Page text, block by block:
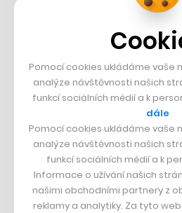
Boční projekt, co se zvrtnul
Francouzský šéfkuchař na
Dva golfisti, co pečou
DESIGN
Bomma není tichá
Originální hodinky
Nábytek z betonu
Pomocí cookies ukládáme vaše
analýze návštěvnosti našich
funkcí sociálních médií a k
dále
Pomocí cookies ukládáme vaše
analýze návštěvnosti našich
funkcí sociálních médií a k
Informace o užívání našich
našimi obchodními partnery z
reklamy a analytiky. Za tyto